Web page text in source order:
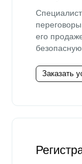
его
безопасную
Заказать